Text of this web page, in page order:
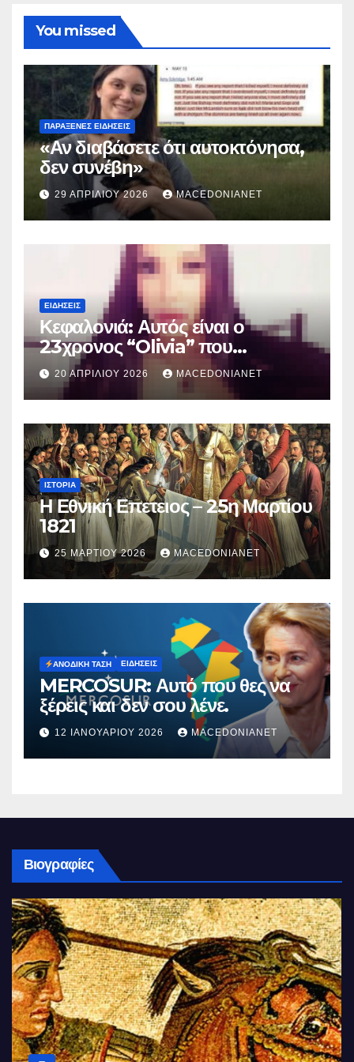
You missed
ΠΑΡΆΞΕΝΕΣ ΕΙΔΉΣΕΙΣ
«Αν διαβάσετε ότι αυτοκτόνησα,
δεν συνέβη»
29 ΑΠΡΙΛΊΟΥ 2026 MACEDONIANET
ΕΙΔΉΣΕΙΣ
Κεφαλονιά: Αυτός είναι ο
23χρονος “Olivia” που
κατηγορείται για τον θάνατο της
Μυρτούς
20 ΑΠΡΙΛΊΟΥ 2026 MACEDONIANET
ΙΣΤΟΡΊΑ
Η Εθνική Επετειος – 25η Μαρτίου
1821
25 ΜΑΡΤΊΟΥ 2026 MACEDONIANET
ΑΝΟΔΙΚΉ ΤΆΣΗ ΕΙΔΉΣΕΙΣ
MERCOSUR: Αυτό που θες να
ξέρεις και δεν σου λένε.
12 ΙΑΝΟΥΑΡΊΟΥ 2026 MACEDONIANET
Βιογραφίες